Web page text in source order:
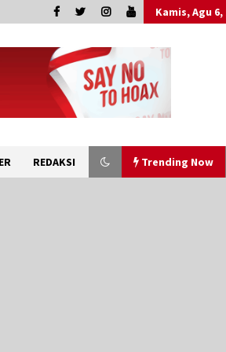
Kamis, Agu 6,
REDAKSI Trending Now